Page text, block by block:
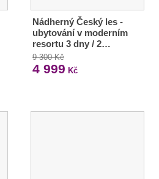
Nádherný Český les -
ubytování v moderním
resortu 3 dny / 2…
9 300 Kč
4 999 Kč